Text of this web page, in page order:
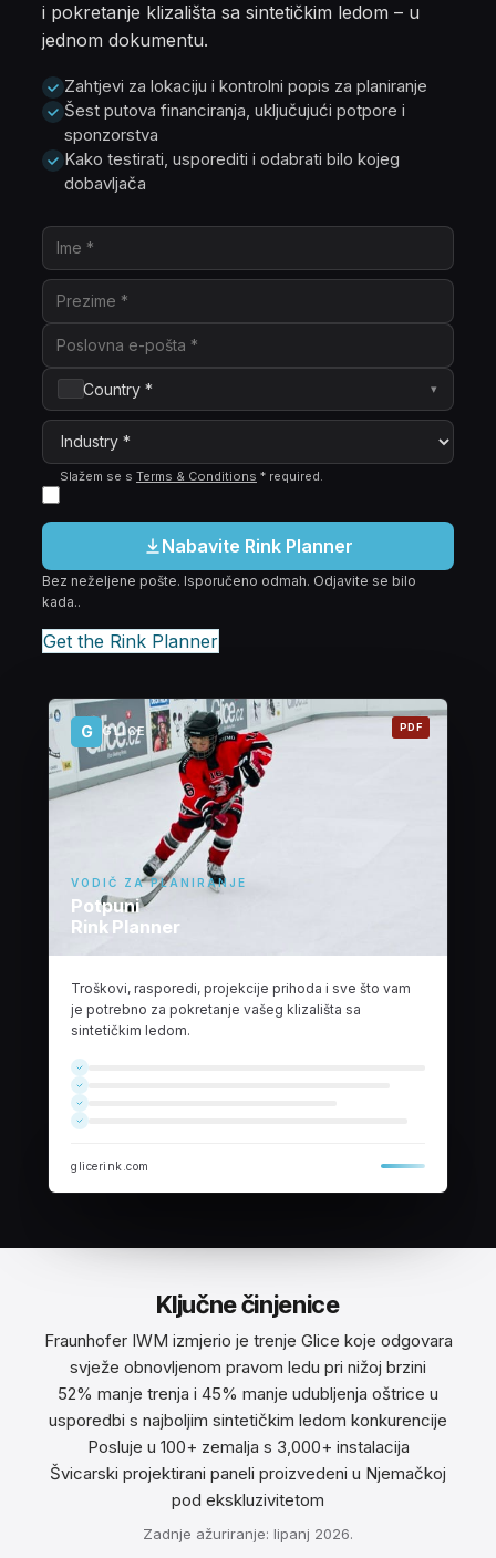
i pokretanje klizališta sa sintetičkim ledom – u
jednom dokumentu.
Zahtjevi za lokaciju i kontrolni popis za planiranje
Šest putova financiranja, uključujući potpore i
sponzorstva
Kako testirati, usporediti i odabrati bilo kojeg
dobavljača
Country * ▾
Slažem se s Terms & Conditions * required
Nabavite Rink Planner
Bez neželjene pošte. Isporučeno odmah. Odjavite se bilo
kada..
Get the Rink Planner
G GLICE
VODIČ ZA PLANIRANJE
Potpuni
Rink Planner
PDF
Troškovi, rasporedi, projekcije prihoda i sve što vam
je potrebno za pokretanje vašeg klizališta sa
sintetičkim ledom.
glicerink.com
Ključne činjenice
Fraunhofer IWM izmjerio je trenje Glice koje odgovara
svježe obnovljenom pravom ledu pri nižoj brzini
52% manje trenja i 45% manje udubljenja oštrice u
usporedbi s najboljim sintetičkim ledom konkurencije
Posluje u 100+ zemalja s 3,000+ instalacija
Švicarski projektirani paneli proizvedeni u Njemačkoj
pod ekskluzivitetom
Zadnje ažuriranje: lipanj 2026.